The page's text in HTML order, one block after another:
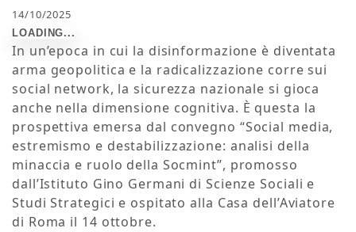
14/10/2025
In un’epoca in cui la disinformazione è diventata
arma geopolitica e la radicalizzazione corre sui
social network, la sicurezza nazionale si gioca
anche nella dimensione cognitiva. È questa la
prospettiva emersa dal convegno “Social media,
estremismo e destabilizzazione: analisi della
minaccia e ruolo della Socmint”, promosso
dall’Istituto Gino Germani di Scienze Sociali e
Studi Strategici e ospitato alla Casa dell’Aviatore
di Roma il 14 ottobre.